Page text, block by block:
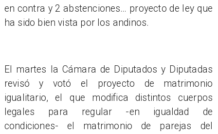
en contra y 2 abstenciones… proyecto de ley que
ha sido bien vista por los andinos.
El martes la Cámara de Diputados y Diputadas
revisó y votó el proyecto de matrimonio
igualitario, el que modifica distintos cuerpos
legales para regular -en igualdad de
condiciones- el matrimonio de parejas del